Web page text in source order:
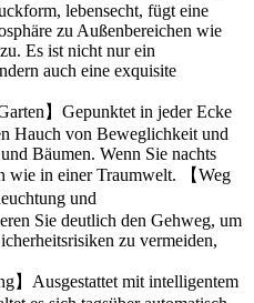
lebensecht, fügt eine
zu Außenbereichen wie
Es ist nicht nur ein
auch eine exquisite
】Gepunktet in jeder Ecke
Hauch von Beweglichkeit und
Bäumen. Wenn Sie nachts
wie in einer Traumwelt. 【Weg
und
Sie deutlich den Gehweg, um
zu vermeiden,
】Ausgestattet mit intelligentem